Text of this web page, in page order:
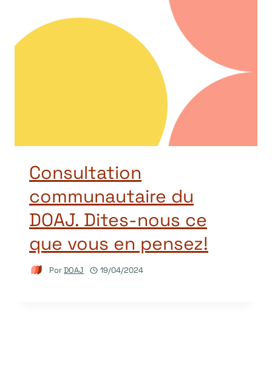
Consultation
communautaire du
DOAJ. Dites-nous ce
que vous en pensez!
PorDOAJ 19/04/2024